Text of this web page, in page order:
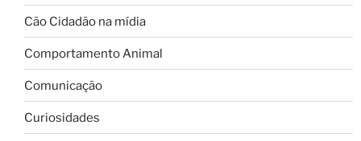
Cão Cidadão na mídia
Comportamento Animal
Comunicação
Curiosidades